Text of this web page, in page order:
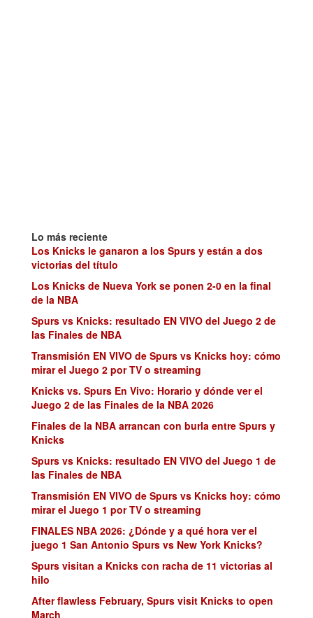
Lo más reciente
Los Knicks le ganaron a los Spurs y están a dos
victorias del título
Los Knicks de Nueva York se ponen 2-0 en la final
de la NBA
Spurs vs Knicks: resultado EN VIVO del Juego 2 de
las Finales de NBA
Transmisión EN VIVO de Spurs vs Knicks hoy: cómo
mirar el Juego 2 por TV o streaming
Knicks vs. Spurs En Vivo: Horario y dónde ver el
Juego 2 de las Finales de la NBA 2026
Finales de la NBA arrancan con burla entre Spurs y
Knicks
Spurs vs Knicks: resultado EN VIVO del Juego 1 de
las Finales de NBA
Transmisión EN VIVO de Spurs vs Knicks hoy: cómo
mirar el Juego 1 por TV o streaming
FINALES NBA 2026: ¿Dónde y a qué hora ver el
juego 1 San Antonio Spurs vs New York Knicks?
Spurs visitan a Knicks con racha de 11 victorias al
hilo
After flawless February, Spurs visit Knicks to open
March